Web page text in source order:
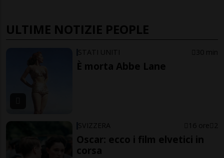
ULTIME NOTIZIE PEOPLE
STATI UNITI 30 min
È morta Abbe Lane
SVIZZERA 16 ore 2
Oscar: ecco i film elvetici in
corsa